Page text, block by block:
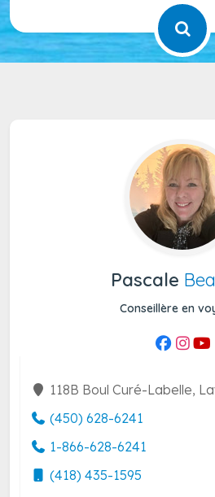
Pascale
Conseillère en
118B Boul Curé-Labelle,
(450) 628-6241
1-866-628-6241
(418) 435-1595